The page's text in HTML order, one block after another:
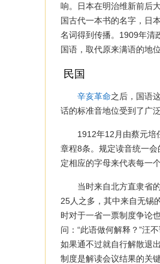
响。日本在明治维新前后
国古代一本书的名字，日
名词得到传播。1909年清
国语，取代原来满语的地
民国
辛亥革命之后，国语
话的标准音地位受到了广
1912年12月由蔡元培
章程8条。规定读音统一
定相应的字母来代表每一
当时来自北方直隶省
25人之多，其中来自无锡
时对于一省一票制度争论
问：“此语做何解释？”汪
如果通不过就自行解散退
制度是解读会议结果的关